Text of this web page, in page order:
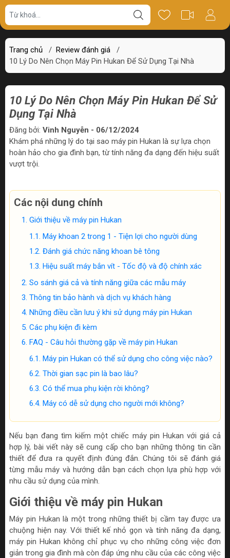
Trang chủ / Review đánh giá
/
10 Lý Do Nên Chọn Máy Pin Hukan Để Sử Dụng Tại Nhà
10 Lý Do Nên Chọn Máy Pin Hukan Để Sử
Dụng Tại Nhà
Đăng bởi: Vinh Nguyễn - 06/12/2024
Khám phá những lý do tại sao máy pin Hukan là sự lựa chọn
hoàn hảo cho gia đình bạn, từ tính năng đa dạng đến hiệu suất
vượt trội.
Các nội dung chính
Giới thiệu về máy pin Hukan
Máy khoan 2 trong 1 - Tiện lợi cho người dùng
Đánh giá chức năng khoan bê tông
Hiệu suất máy bắn vít - Tốc độ và độ chính xác
So sánh giá cả và tính năng giữa các mẫu máy
Thông tin bảo hành và dịch vụ khách hàng
Những điều cần lưu ý khi sử dụng máy pin Hukan
Các phụ kiện đi kèm
FAQ - Câu hỏi thường gặp về máy pin Hukan
Máy pin Hukan có thể sử dụng cho công việc nào?
Thời gian sạc pin là bao lâu?
Có thể mua phụ kiện rời không?
Máy có dễ sử dụng cho người mới không?
Nếu bạn đang tìm kiếm một chiếc máy pin Hukan với giá cả
hợp lý, bài viết này sẽ cung cấp cho bạn những thông tin cần
thiết để đưa ra quyết định đúng đắn. Chúng tôi sẽ đánh giá
từng mẫu máy và hướng dẫn bạn cách chọn lựa phù hợp với
nhu cầu sử dụng của mình.
Giới thiệu về máy pin Hukan
Máy pin Hukan là một trong những thiết bị cầm tay được ưa
chuộng hiện nay. Với thiết kế nhỏ gọn và tính năng đa dạng,
máy pin Hukan không chỉ phục vụ cho những công việc đơn
giản trong gia đình mà còn đáp ứng nhu cầu của các công việc